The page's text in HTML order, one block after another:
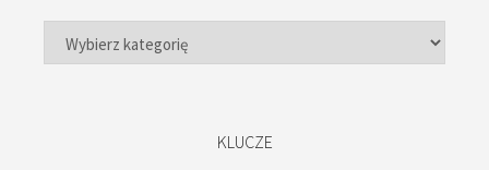
KLUCZE